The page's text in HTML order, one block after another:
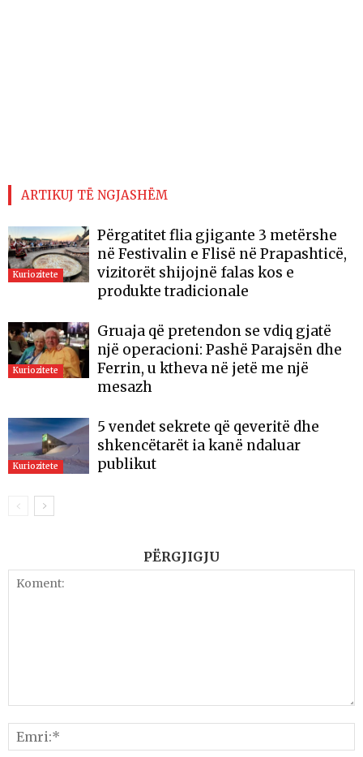
ARTIKUJ TË NGJASHËM
Kuriozitete
Përgatitet flia gjigante 3 metërshe
në Festivalin e Flisë në Prapashticë,
vizitorët shijojnë falas kos e
produkte tradicionale
Kuriozitete
Gruaja që pretendon se vdiq gjatë
një operacioni: Pashë Parajsën dhe
Ferrin, u ktheva në jetë me një
mesazh
Kuriozitete
5 vendet sekrete që qeveritë dhe
shkencëtarët ia kanë ndaluar
publikut
PËRGJIGJU